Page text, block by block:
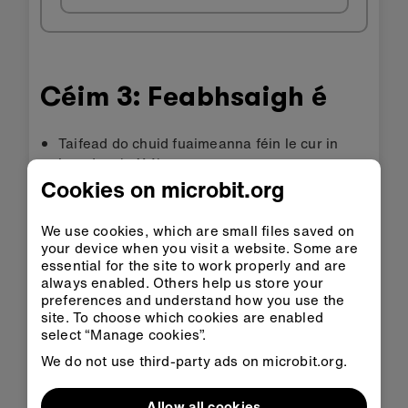
Céim 3: Feabhsaigh é
Taifead do chuid fuaimeanna féin le cur in
ionad an 'míáú'.
Taispeáin rud éigin ar scáileán an micro:bit
Athraigh feisteas na spride nuair a bhrúnn tú
cnaipe ar an micro:bit.
Cuir cat Scratch ag léim níos airde gach uair a
chaitheann tú do micro:bit san aer.
Cookies on microbit.org
We use cookies, which are small files saved on
your device when you visit a website. Some are
essential for the site to work properly and are
always enabled. Others help us store your
preferences and understand how you use the
site. To choose which cookies are enabled
select “Manage cookies”.
We do not use third-party ads on microbit.org.